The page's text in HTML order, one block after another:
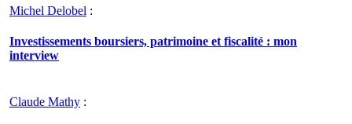
Michel Delobel :
Investissements boursiers, patrimoine et fiscalité : mon
interview
Claude Mathy :